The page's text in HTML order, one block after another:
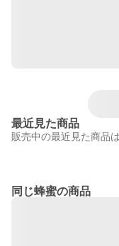
最近見た商品
販売中の最近見た商品
同じ蜂蜜の商品